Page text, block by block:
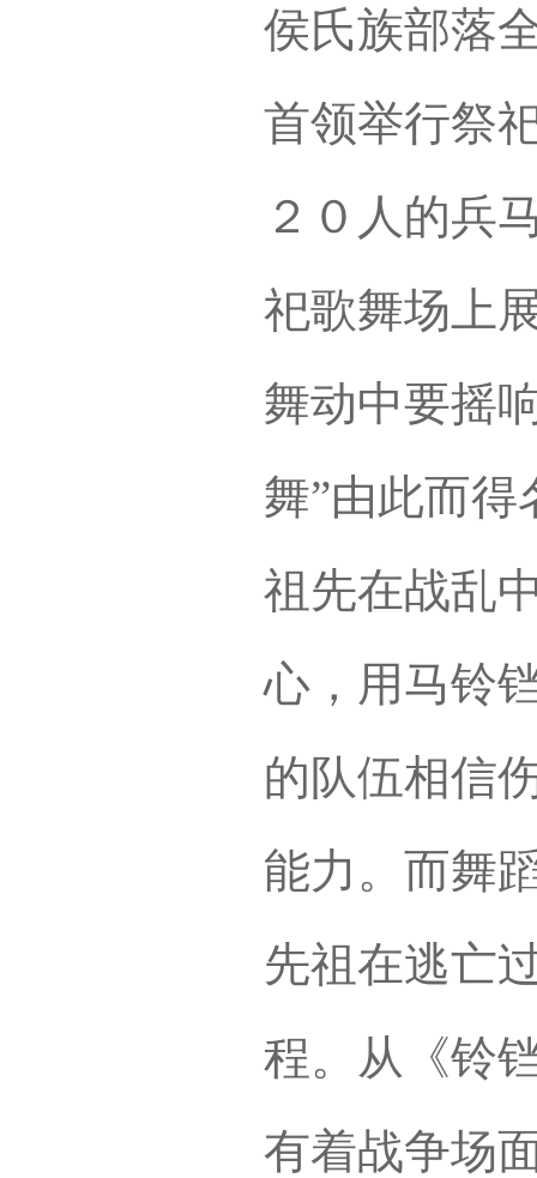
侯氏族部落
首领举行祭
２０人的兵
祀歌舞场上
舞动中要摇
舞”由此而
祖先在战乱
心，用马铃
的队伍相信
能力。而舞
先祖在逃亡
程。从《铃
有着战争场